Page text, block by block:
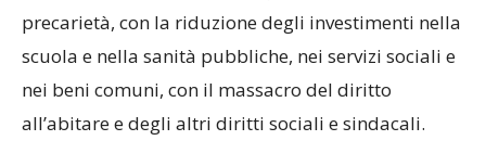
precarietà, con la riduzione degli investimenti nella
scuola e nella sanità pubbliche, nei servizi sociali e
nei beni comuni, con il massacro del diritto
all’abitare e degli altri diritti sociali e sindacali.